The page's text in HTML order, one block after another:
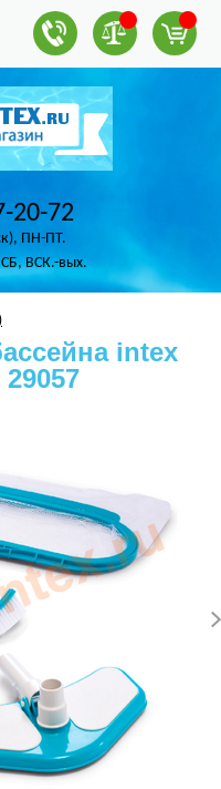
20-72
ПН-ПТ.
ВСК.-вых.
intex